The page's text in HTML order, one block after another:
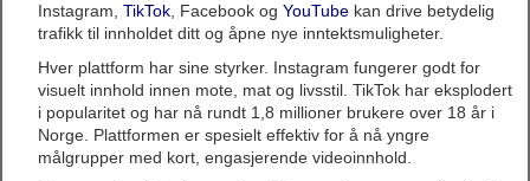
Instagram, TikTok , Facebook og YouTube kan drive betydelig
trafikk til innholdet ditt og åpne nye inntektsmuligheter.
Hver plattform har sine styrker. Instagram fungerer godt for
visuelt innhold innen mote, mat og livsstil. TikTok har eksplodert
i popularitet og har nå rundt 1,8 millioner brukere over 18 år i
Norge. Plattformen er spesielt effektiv for å nå yngre
målgrupper med kort, engasjerende videoinnhold.